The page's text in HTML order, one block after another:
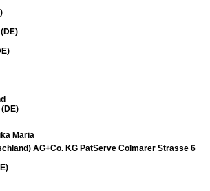
Maria
AG+Co. KG PatServe Colmarer Strasse 6